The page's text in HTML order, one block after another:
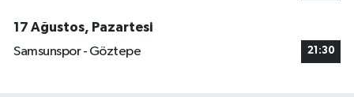
17 Ağustos, Pazartesi
Samsunspor - Göztepe
21:30